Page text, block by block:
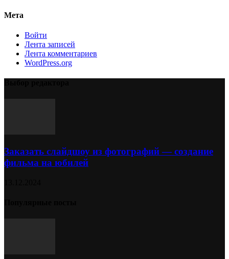
Мета
Войти
Лента записей
Лента комментариев
WordPress.org
Заказать слайдшоу из фотографий — создание
фильма на юбилей